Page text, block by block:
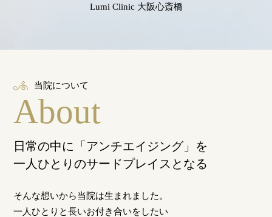
Lumi Clinic 大阪心斎橋
当院について
About
日常の中に「アンチエイジング」を
一人ひとりのサードプレイスとなる
そんな想いから当院は生まれました。
一人ひとりと長いお付き合いをしたい